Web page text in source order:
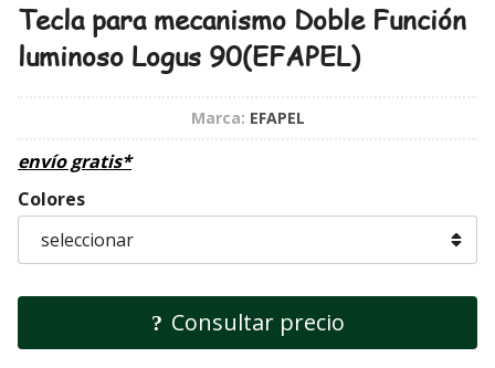
Tecla para mecanismo Doble Función
luminoso Logus 90(EFAPEL)
Marca: EFAPEL
envío gratis*
Colores
Consultar precio